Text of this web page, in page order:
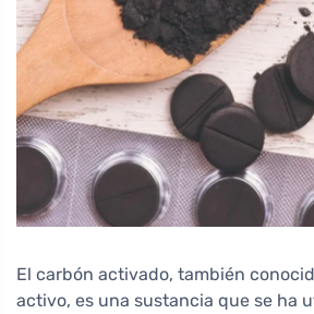
El carbón activado, también
activo, es una sustancia que se ha